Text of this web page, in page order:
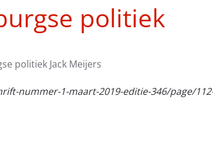
politiek
politiek Jack Meijers
nummer-1-maart-2019-editie-346/page/